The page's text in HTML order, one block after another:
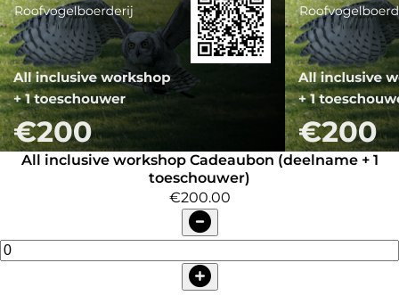
All inclusive workshop Cadeaubon (deelname + 1
toeschouwer)
€200.00